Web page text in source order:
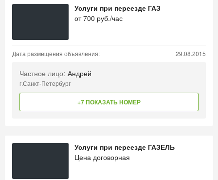
Услуги при переезде ГАЗ
от700 руб./час
Дата размещения объявления: 29.08.2015
Частное лицо: Андрей
г.Санкт-Петербург
+7 ПОКАЗАТЬ НОМЕР
Услуги при переезде ГАЗЕЛЬ
Цена договорная